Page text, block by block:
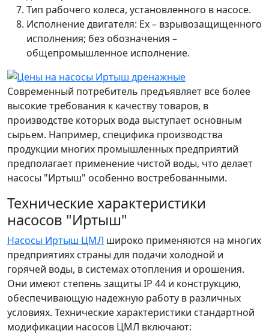
Тип рабочего колеса, установленного в насосе.
Исполнение двигателя: Ех – взрывозащищенного
исполнения; без обозначения –
общепромышленное исполнение.
Современный потребитель предъявляет все более
высокие требования к качеству товаров, в
производстве которых вода выступает основным
сырьем. Например, специфика производства
продукции многих промышленных предприятий
предполагает применение чистой воды, что делает
насосы "Иртыш" особенно востребованными.
Технические характеристики
насосов "Иртыш"
Насосы Иртыш ЦМЛ широко применяются на многих
предприятиях страны для подачи холодной и
горячей воды, в системах отопления и орошения.
Они имеют степень защиты IP 44 и конструкцию,
обеспечивающую надежную работу в различных
условиях. Технические характеристики стандартной
модификации насосов ЦМЛ включают: